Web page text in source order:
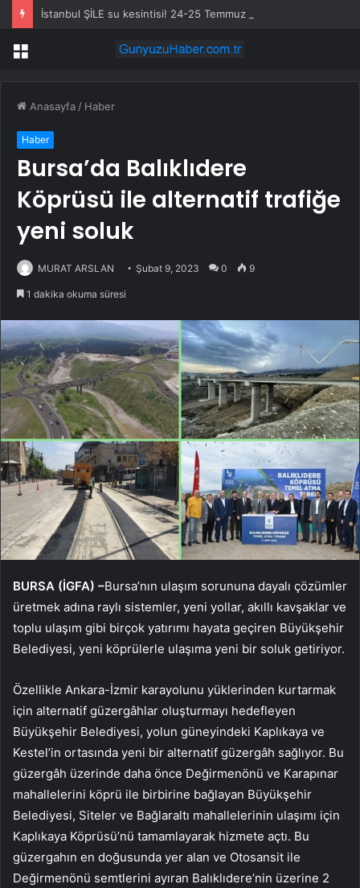
Menü
Anasayfa / Haber
Haber
Bursa’da Balıklıdere
Köprüsü ile alternatif trafiğe
yeni soluk
MURAT ARSLAN Şubat 9, 2023 0 9
1 dakika okuma süresi
BURSA (İGFA) –Bursa’nın ulaşım sorununa dayalı çözümler
üretmek adına raylı sistemler, yeni yollar, akıllı kavşaklar ve
toplu ulaşım gibi birçok yatırımı hayata geçiren Büyükşehir
Belediyesi, yeni köprülerle ulaşıma yeni bir soluk getiriyor.
Özellikle Ankara-İzmir karayolunu yüklerinden kurtarmak
için alternatif güzergâhlar oluşturmayı hedefleyen
Büyükşehir Belediyesi, yolun güneyindeki Kaplıkaya ve
Kestel’in ortasında yeni bir alternatif güzergâh sağlıyor. Bu
güzergâh üzerinde daha önce Değirmenönü ve Karapınar
mahallelerini köprü ile birbirine bağlayan Büyükşehir
Belediyesi, Siteler ve Bağlaraltı mahallelerinin ulaşımı için
Kaplıkaya Köprüsü’nü tamamlayarak hizmete açtı. Bu
güzergahın en doğusunda yer alan ve Otosansit ile
Değirmenönü semtlerini ayıran Balıklıdere’nin üzerine 2